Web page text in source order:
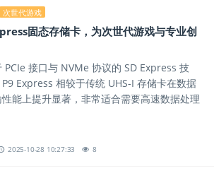
次世代游戏
固态存储卡，为次世代游戏与专业创
PCIe 接口与 NVMe 协议的 SD Express 技
Express 相较于传统 UHS-I 存储卡在数据
能上提升显著，非常适合需要高速数据处理
2025-10-28 10:27:33 8